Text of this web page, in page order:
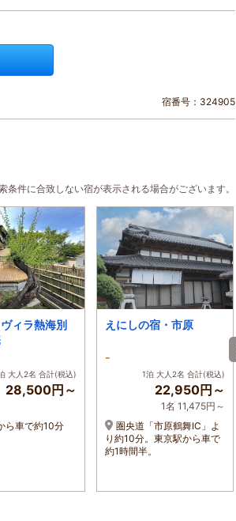
宿番号：324905
条件に合致しない宿が表示される場合がございます。
ィラ熱海別
大人2名 合計(税込)
28,500円～
ら車で約10分
えにしの宿・市原
-
1泊 大人2名 合計(税込)
22,950円～
1名 11,475円～
圏央道「市原鶴舞IC」よ
り約10分。東京駅から車で
約1時間半。